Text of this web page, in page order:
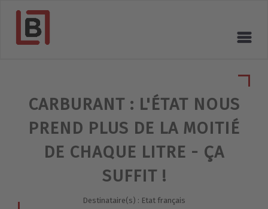
CARBURANT : L'ÉTAT NOUS
PREND PLUS DE LA MOITIÉ
DE CHAQUE LITRE - ÇA
SUFFIT !
Destinataire(s) : Etat français